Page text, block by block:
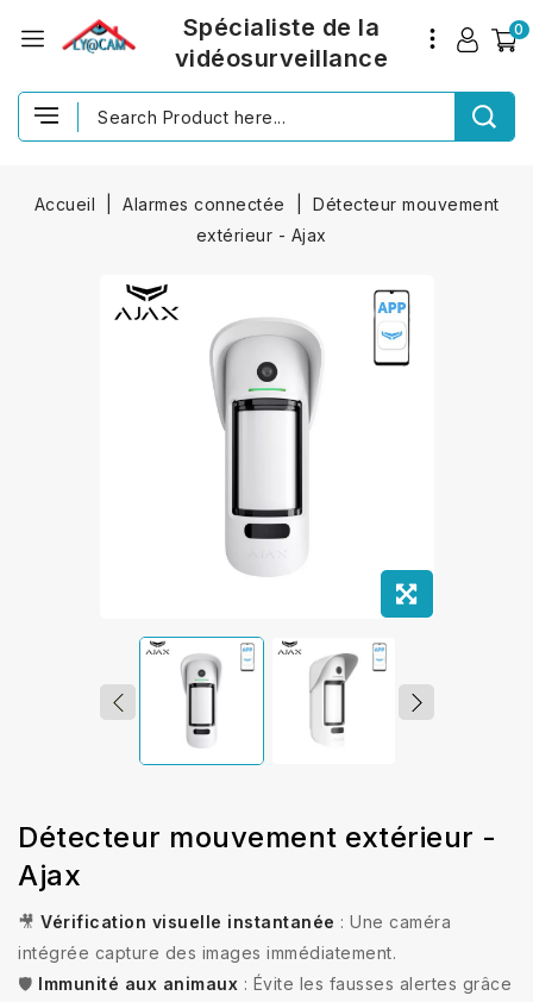
0
Spécialiste de la
vidéosurveillance
Accueil Alarmes connectée
Détecteur mouvement
extérieur - Ajax
Détecteur mouvement extérieur -
Ajax
🎥 Vérification visuelle instantanée : Une caméra
intégrée capture des images immédiatement.
🛡️ Immunité aux animaux : Évite les fausses alertes grâce